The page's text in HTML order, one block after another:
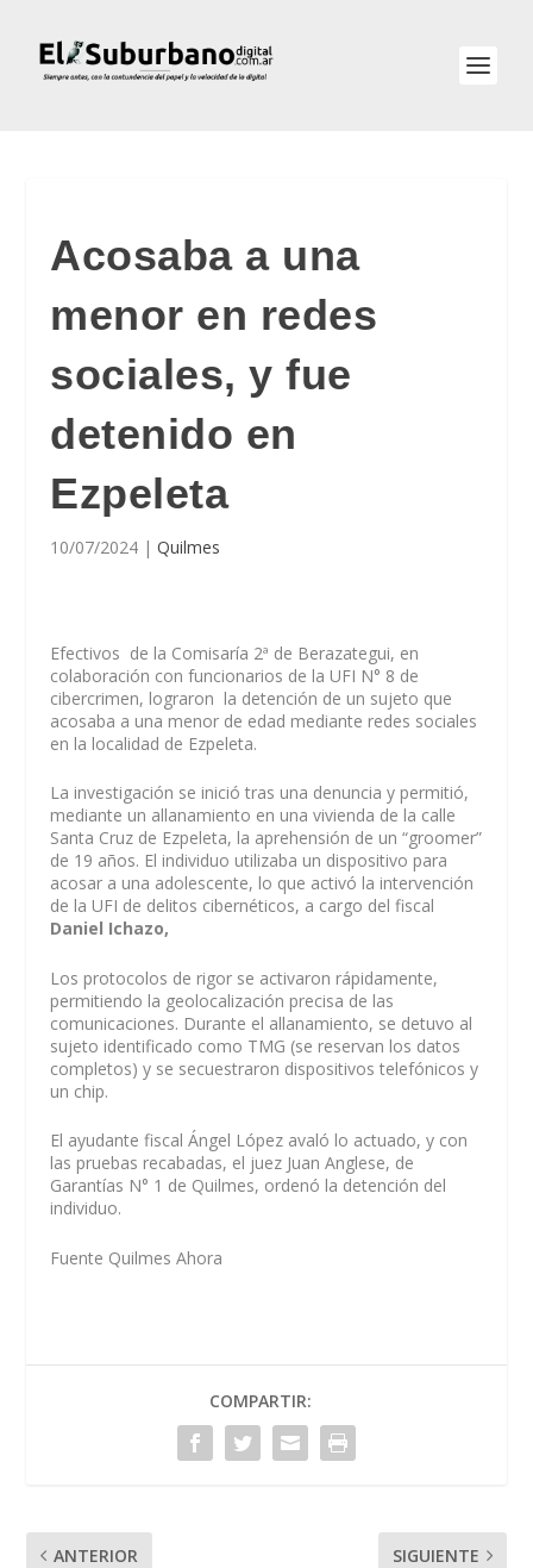
Acosaba a una
menor en redes
sociales, y fue
detenido en
Ezpeleta
10/07/2024 |Quilmes
Efectivos de la Comisaría 2ª de Berazategui, en
colaboración con funcionarios de la UFI N° 8 de
cibercrimen, lograron la detención de un sujeto que
acosaba a una menor de edad mediante redes sociales
en la localidad de Ezpeleta.
La investigación se inició tras una denuncia y permitió,
mediante un allanamiento en una vivienda de la calle
Santa Cruz de Ezpeleta, la aprehensión de un “groomer”
de 19 años. El individuo utilizaba un dispositivo para
acosar a una adolescente, lo que activó la intervención
de la UFI de delitos cibernéticos, a cargo del fiscal
Daniel Ichazo,
Los protocolos de rigor se activaron rápidamente,
permitiendo la geolocalización precisa de las
comunicaciones. Durante el allanamiento, se detuvo al
sujeto identificado como TMG (se reservan los datos
completos) y se secuestraron dispositivos telefónicos y
un chip.
El ayudante fiscal Ángel López avaló lo actuado, y con
las pruebas recabadas, el juez Juan Anglese, de
Garantías N° 1 de Quilmes, ordenó la detención del
individuo.
Fuente Quilmes Ahora
COMPARTIR:
ANTERIOR SIGUIENTE